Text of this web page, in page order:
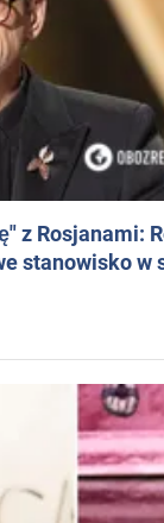
z Rosjanami:
stanowisko w